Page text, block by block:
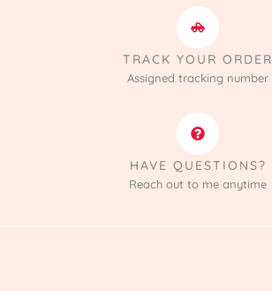
TRACK YOUR ORDER
Assigned tracking number
HAVE QUESTIONS?
Reach out to me anytime